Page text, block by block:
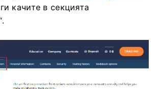
качите в секцията